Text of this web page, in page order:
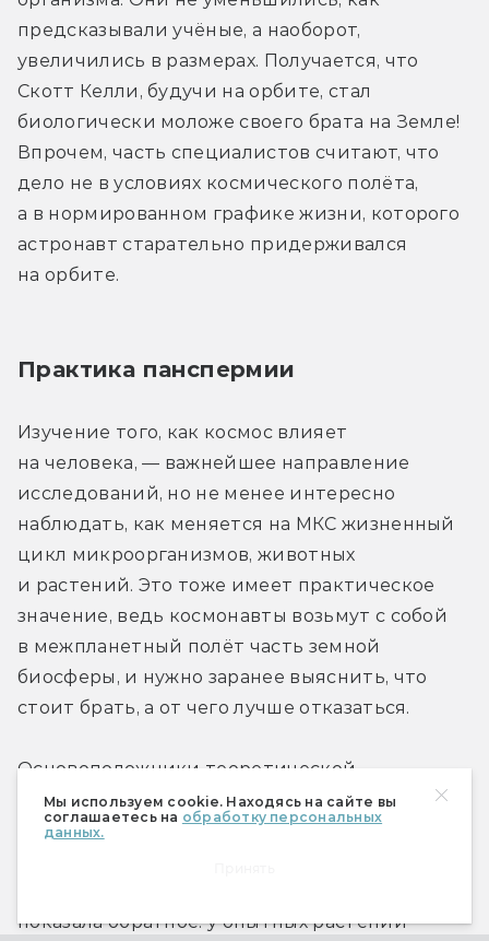
Мы используем cookie. Находясь на сайте вы
соглашаетесь на обработку персональных
данных.
предсказывали учёные, а наоборот,
увеличились в размерах. Получается, что
Скотт Келли, будучи на орбите, стал
биологически моложе своего брата на Земле!
Впрочем, часть специалистов считают, что
дело не в условиях космического полёта,
а в нормированном графике жизни, которого
астронавт старательно придерживался
на орбите.
Практика панспермии
Изучение того, как космос влияет
на человека, — важнейшее направление
исследований, но не менее интересно
наблюдать, как меняется на МКС жизненный
цикл микроорганизмов, животных
и растений. Это тоже имеет практическое
значение, ведь космонавты возьмут с собой
в межпланетный полёт часть земной
биосферы, и нужно заранее выяснить, что
стоит брать, а от чего лучше отказаться.
Основоположники теоретической
космонавтики полагали, что растения
и животные будут чувствовать себя
показала обратное: у опытных растений